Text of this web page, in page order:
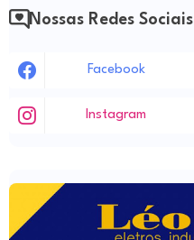
Nossas Redes Sociais
Facebook
Instagram